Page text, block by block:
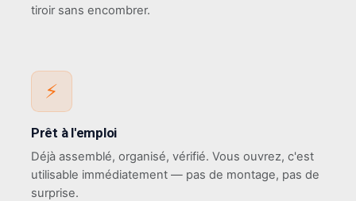
tiroir sans encombrer.
⚡
Prêt à l'emploi
Déjà assemblé, organisé, vérifié. Vous ouvrez, c'est
utilisable immédiatement — pas de montage, pas de
surprise.